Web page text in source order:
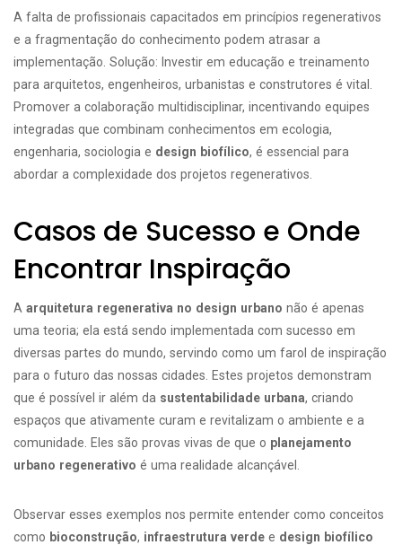
A falta de profissionais capacitados em princípios regenerativos
e a fragmentação do conhecimento podem atrasar a
implementação. Solução: Investir em educação e treinamento
para arquitetos, engenheiros, urbanistas e construtores é vital.
Promover a colaboração multidisciplinar, incentivando equipes
integradas que combinam conhecimentos em ecologia,
engenharia, sociologia e design biofílico, é essencial para
abordar a complexidade dos projetos regenerativos.
Casos de Sucesso e Onde
Encontrar Inspiração
A arquitetura regenerativa no design urbano não é apenas
uma teoria; ela está sendo implementada com sucesso em
diversas partes do mundo, servindo como um farol de inspiração
para o futuro das nossas cidades. Estes projetos demonstram
que é possível ir além da sustentabilidade urbana, criando
espaços que ativamente curam e revitalizam o ambiente e a
comunidade. Eles são provas vivas de que o planejamento
urbano regenerativo é uma realidade alcançável.
Observar esses exemplos nos permite entender como conceitos
como bioconstrução, infraestrutura verde e design biofílico